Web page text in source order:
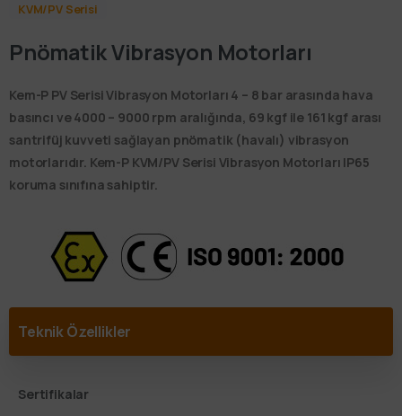
KVM/PV Serisi
Pnömatik Vibrasyon Motorları
Kem-P PV Serisi Vibrasyon Motorları 4 – 8 bar arasında hava
basıncı ve 4000 – 9000 rpm aralığında, 69 kgf ile 161 kgf arası
santrifüj kuvveti sağlayan pnömatik (havalı) vibrasyon
motorlarıdır. Kem-P KVM/PV Serisi Vibrasyon Motorları IP65
koruma sınıfına sahiptir.
Teknik Özellikler
Sertifikalar